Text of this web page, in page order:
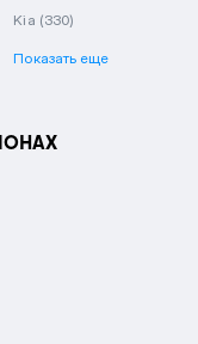
Kia (330)
Показать еще